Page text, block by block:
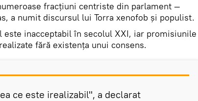
fracțiuni centriste din parlament —
a numit discursul lui Torra xenofob și populist.
inacceptabil în secolul XXI, iar promisiunile
fără existența unui consens.
ce este irealizabil", a declarat